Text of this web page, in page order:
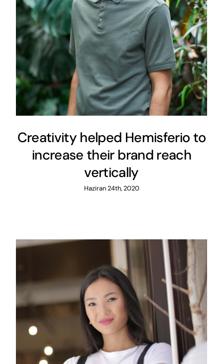
Creativity helped Hemisferio to
increase their brand reach
vertically
Haziran 24th, 2020